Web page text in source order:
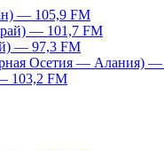
— 105,9 FM
— 101,7 FM
— 97,3 FM
Осетия — Алания)
103,2 FM